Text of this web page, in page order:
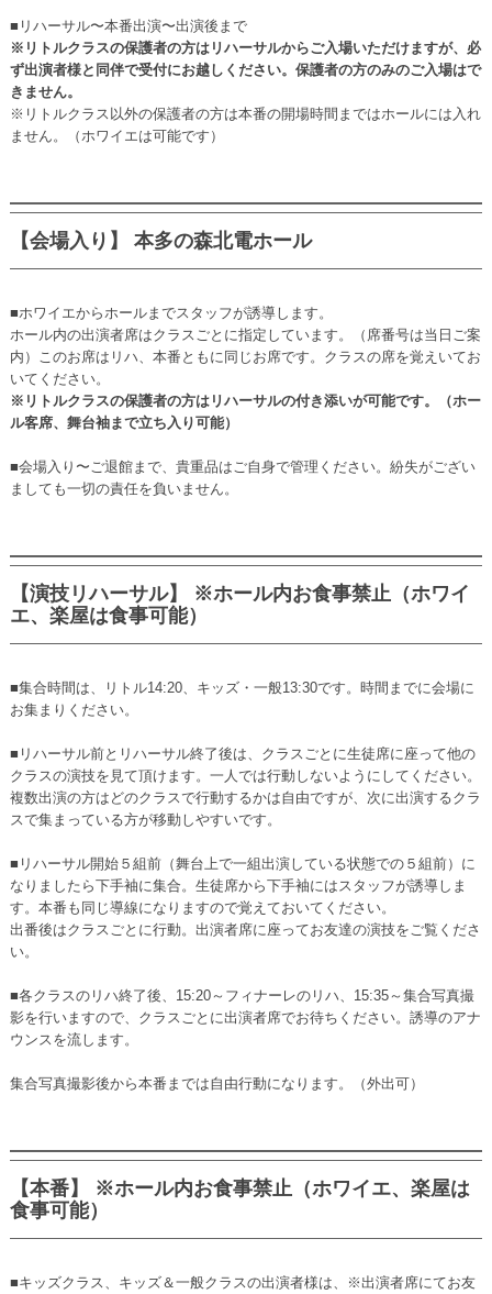
■リハーサル〜本番出演〜出演後まで
※リトルクラスの保護者の方はリハーサルからご入場いただけますが、必
ず出演者様と同伴で受付にお越しください。保護者の方のみのご入場はで
きません。
※リトルクラス以外の保護者の方は本番の開場時間まではホールには入れ
ません。（ホワイエは可能です）
【会場入り】 本多の森北電ホール
■ホワイエからホールまでスタッフが誘導します。
ホール内の出演者席はクラスごとに指定しています。（席番号は当日ご案
内）このお席はリハ、本番ともに同じお席です。クラスの席を覚えいてお
いてください。
※リトルクラスの保護者の方はリハーサルの付き添いが可能です。（ホー
ル客席、舞台袖まで立ち入り可能）
■会場入り〜ご退館まで、貴重品はご自身で管理ください。紛失がござい
ましても一切の責任を負いません。
【演技リハーサル】 ※ホール内お食事禁止（ホワイ
エ、楽屋は食事可能）
■集合時間は、リトル14:20、キッズ・一般13:30です。時間までに会場に
お集まりください。
■リハーサル前とリハーサル終了後は、クラスごとに生徒席に座って他の
クラスの演技を見て頂けます。一人では行動しないようにしてください。
複数出演の方はどのクラスで行動するかは自由ですが、次に出演するクラ
スで集まっている方が移動しやすいです。
■リハーサル開始５組前（舞台上で一組出演している状態での５組前）に
なりましたら下手袖に集合。生徒席から下手袖にはスタッフが誘導しま
す。本番も同じ導線になりますので覚えておいてください。
出番後はクラスごとに行動。出演者席に座ってお友達の演技をご覧くださ
い。
■各クラスのリハ終了後、15:20～フィナーレのリハ、15:35～集合写真撮
影を行いますので、クラスごとに出演者席でお待ちください。誘導のアナ
ウンスを流します。
集合写真撮影後から本番までは自由行動になります。（外出可）
【本番】 ※ホール内お食事禁止（ホワイエ、楽屋は
食事可能）
■キッズクラス、キッズ＆一般クラスの出演者様は、※出演者席にてお友